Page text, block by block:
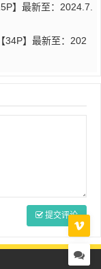
】最新至：2024.7.
34P】最新至：202
提交评论